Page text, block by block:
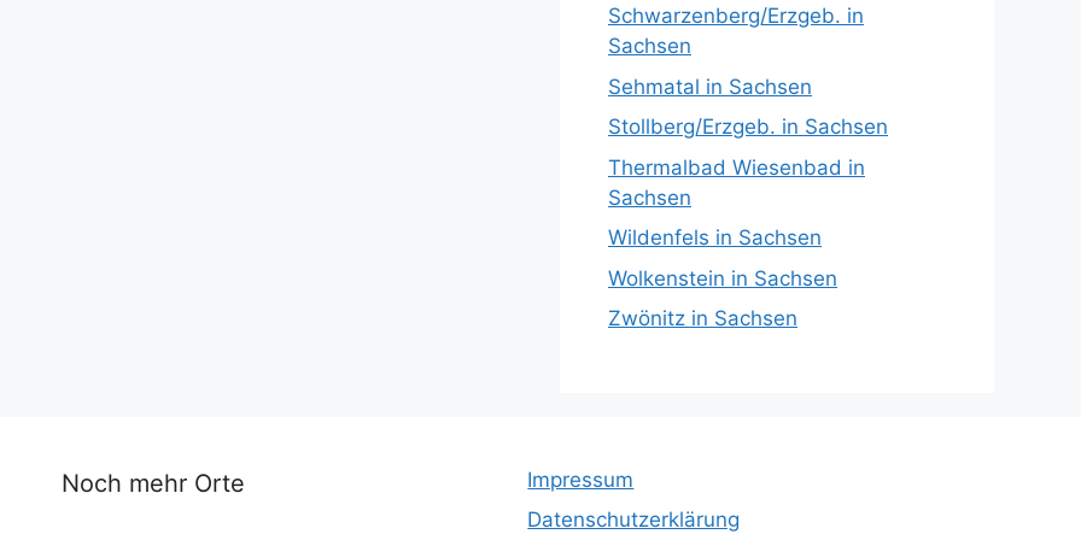
Schwarzenberg/Erzgeb. in
Sachsen
Sehmatal in Sachsen
Stollberg/Erzgeb. in Sachsen
Thermalbad Wiesenbad in
Sachsen
Wildenfels in Sachsen
Wolkenstein in Sachsen
Zwönitz in Sachsen
Noch mehr Orte
Impressum
Datenschutzerklärung